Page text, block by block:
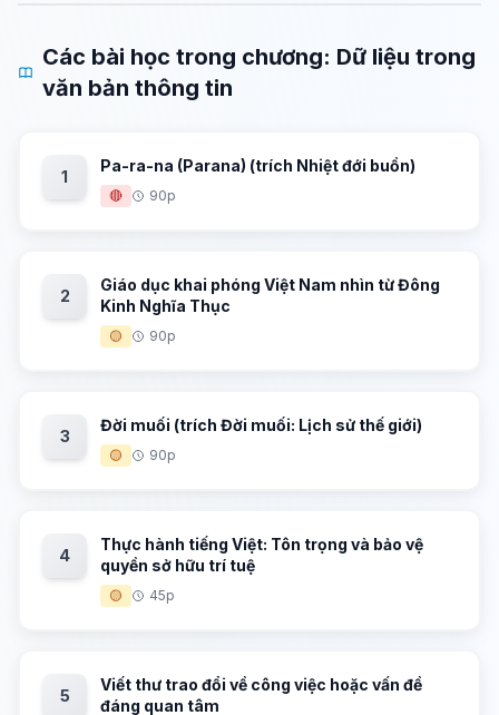
Các bài học trong chương: Dữ liệu trong
văn bản thông tin
1
Pa-ra-na (Parana) (trích Nhiệt đới buồn)
🔴 90p
2
Giáo dục khai phóng Việt Nam nhìn từ Đông
Kinh Nghĩa Thục
🟡 90p
3
Đời muối (trích Đời muối: Lịch sử thế giới)
🟡 90p
4
Thực hành tiếng Việt: Tôn trọng và bảo vệ
quyền sở hữu trí tuệ
🟡 45p
5
Viết thư trao đổi về công việc hoặc vấn đề
đáng quan tâm